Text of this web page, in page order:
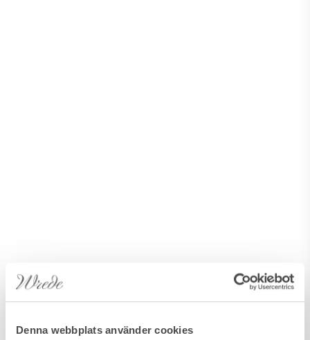
Denna webbplats använder cookies